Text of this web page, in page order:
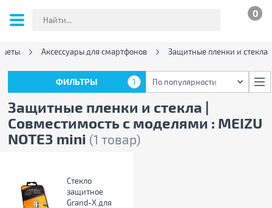
0
Аксессуары для смартфонов Защитные пленки и стекла
Защитные пленки и стекла |
Совместимость с моделями : MEIZU
NOTE3 mini (1 товар)
ФИЛЬТРЫ 1 По популярности
Стекло
защитное
Grand-X для
ФИЛЬТРЫ 1 По популярности